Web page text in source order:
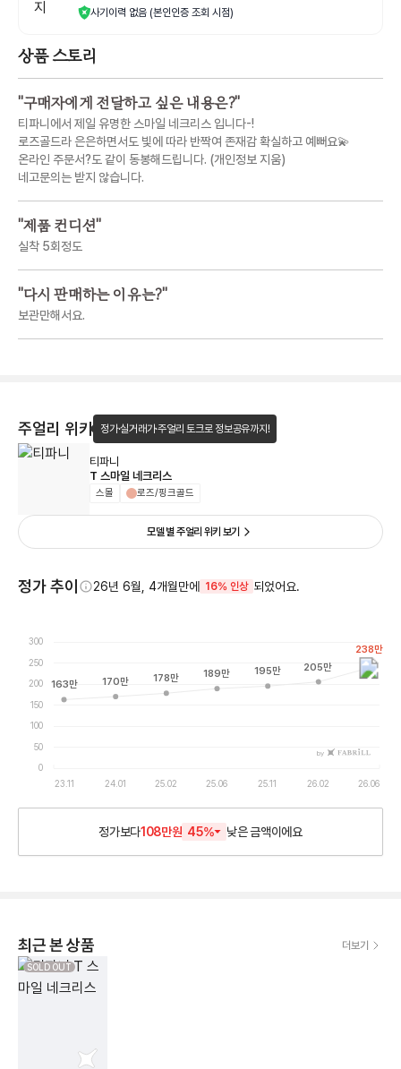
사기이력 없음 (본인인증 조회 시점)
상품 스토리
"구매자에게 전달하고 싶은 내용은?"
티파니에서 제일 유명한 스마일 네크리스 입니다-!
로즈골드라 은은하면서도 빛에 따라 반짝여 존재감 확실하고 예뻐요💫
온라인 주문서?도 같이 동봉해드립니다. (개인정보 지움)
네고문의는 받지 않습니다.
"제품 컨디션"
실착 5회정도
"다시 판매하는 이유는?"
보관만해서요.
주얼리 위키 정가·실거래가·주얼리 토크로 정보공유까지!
티파니
T 스마일 네크리스
스몰 로즈/핑크골드
모델 별 주얼리 위키 보기
정가 추이 26년 6월, 4개월만에 16% 인상 되었어요.
0
50
100
150
200
250
300
23.11 24.01 25.02 25.06 25.11 26.02 26.06
by
163만 170만 178만 189만 195만 205만
238만
정가보다108만원 45% 낮은금액이에요
최근 본 상품 더보기
SOLD OUT